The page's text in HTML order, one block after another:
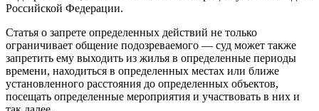
Российской Федерации.
Статья о запрете определенных действий не только
ограничивает общение подозреваемого — суд может также
запретить ему выходить из жилья в определенные периоды
времени, находиться в определенных местах или ближе
установленного расстояния до определенных объектов,
посещать определенные мероприятия и участвовать в них и